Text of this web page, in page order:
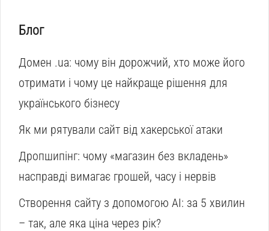
Блог
Домен .ua: чому він дорожчий, хто може його
отримати і чому це найкраще рішення для
українського бізнесу
Як ми рятували сайт від хакерської атаки
Дропшипінг: чому «магазин без вкладень»
насправді вимагає грошей, часу і нервів
Створення сайту з допомогою AI: за 5 хвилин
– так, але яка ціна через рік?